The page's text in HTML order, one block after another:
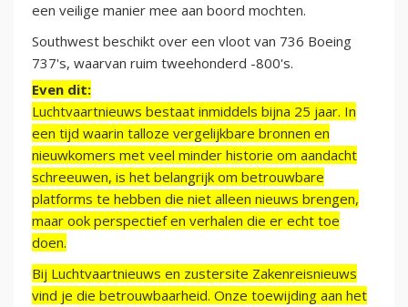
een veilige manier mee aan boord mochten.
Southwest beschikt over een vloot van 736 Boeing
737's, waarvan ruim tweehonderd -800's.
Even dit:
Luchtvaartnieuws bestaat inmiddels bijna 25 jaar. In
een tijd waarin talloze vergelijkbare bronnen en
nieuwkomers met veel minder historie om aandacht
schreeuwen, is het belangrijk om betrouwbare
platforms te hebben die niet alleen nieuws brengen,
maar ook perspectief en verhalen die er echt toe
doen.
Bij Luchtvaartnieuws en zustersite Zakenreisnieuws
vind je die betrouwbaarheid. Onze toewijding aan het